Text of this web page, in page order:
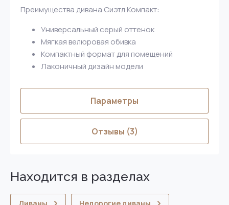
Преимущества дивана Сиэтл Компакт:
Универсальный серый оттенок
Мягкая велюровая обивка
Компактный формат для помещений
Лаконичный дизайн модели
Параметры
Отзывы (3)
Находится в разделах